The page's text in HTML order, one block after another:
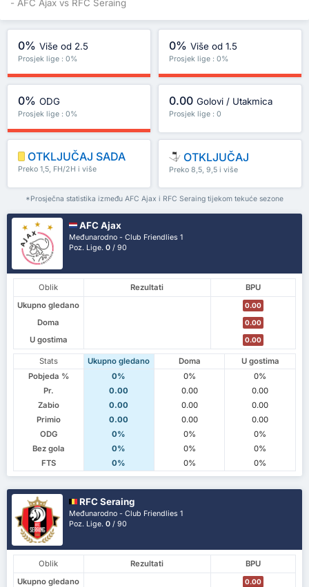
- AFC Ajax vs RFC Seraing
0% Više od 2.5
Prosjek lige : 0%
0% Više od 1.5
Prosjek lige : 0%
0% ODG
Prosjek lige : 0%
0.00 Golovi / Utakmica
Prosjek lige : 0
OTKLJUČAJ SADA
Preko 1,5, FH/2H i više
OTKLJUČAJ
Preko 8,5, 9,5 i više
*Prosječna statistika između AFC Ajax i RFC Seraing tijekom tekuće sezone
AFC Ajax
Međunarodno - Club Friendlies 1
Poz. Lige.0 / 90
Oblik Rezultati
BPU
Ukupno gledano
0.00
Doma 0.00
U gostima 0.00
Stats Ukupno gledano Doma
U gostima
Pobjeda %
0% 0%
0%
Pr.
0.00 0.00
0.00
Zabio
0.00 0.00
0.00
Primio
0.00 0.00
0.00
ODG
0% 0%
0%
Bez gola
0% 0%
0%
FTS
0% 0% 0%
RFC Seraing
Međunarodno - Club Friendlies 1
Poz. Lige.0 / 90
Oblik Rezultati
BPU
Ukupno gledano
0.00